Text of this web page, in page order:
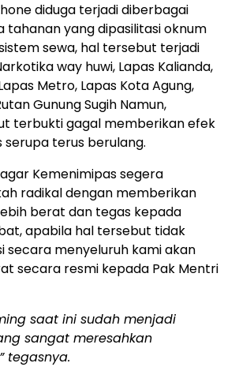
diduga terjadi diberbagai
yang dipasilitasi oknum
sewa, hal tersebut terjadi
way huwi, Lapas Kalianda,
Metro, Lapas Kota Agung,
Gunung Sugih Namun,
terbukti gagal memberikan efek
serupa terus berulang.
Kemenimipas segera
radikal dengan memberikan
berat dan tegas kepada
apabila hal tersebut tidak
secara menyeluruh kami akan
secara resmi kepada Pak Mentri
saat ini sudah menjadi
sangat meresahkan
tegasnya.